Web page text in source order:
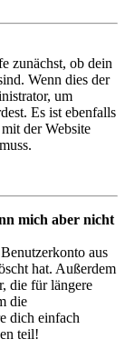
zunächst, ob dein
Wenn dies der
um
Es ist ebenfalls
der Website
mich aber nicht
aus
hat. Außerdem
die für längere
die
dich einfach
teil!